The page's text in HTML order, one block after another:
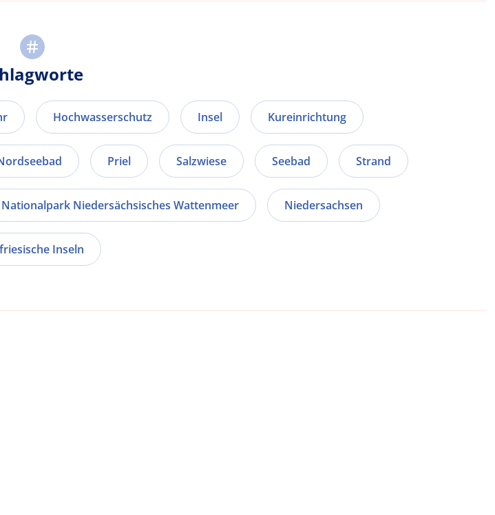
Hochwasserschutz Insel Kureinrichtung
Priel Salzwiese Seebad Strand
Nationalpark Niedersächsisches Wattenmeer Niedersachsen
Inseln